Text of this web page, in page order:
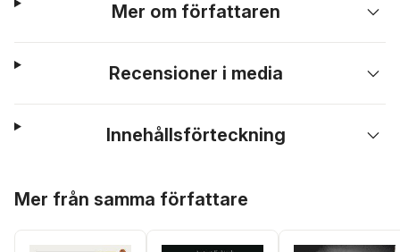
Mer om författaren
Recensioner i media
Innehållsförteckning
Mer från samma författare